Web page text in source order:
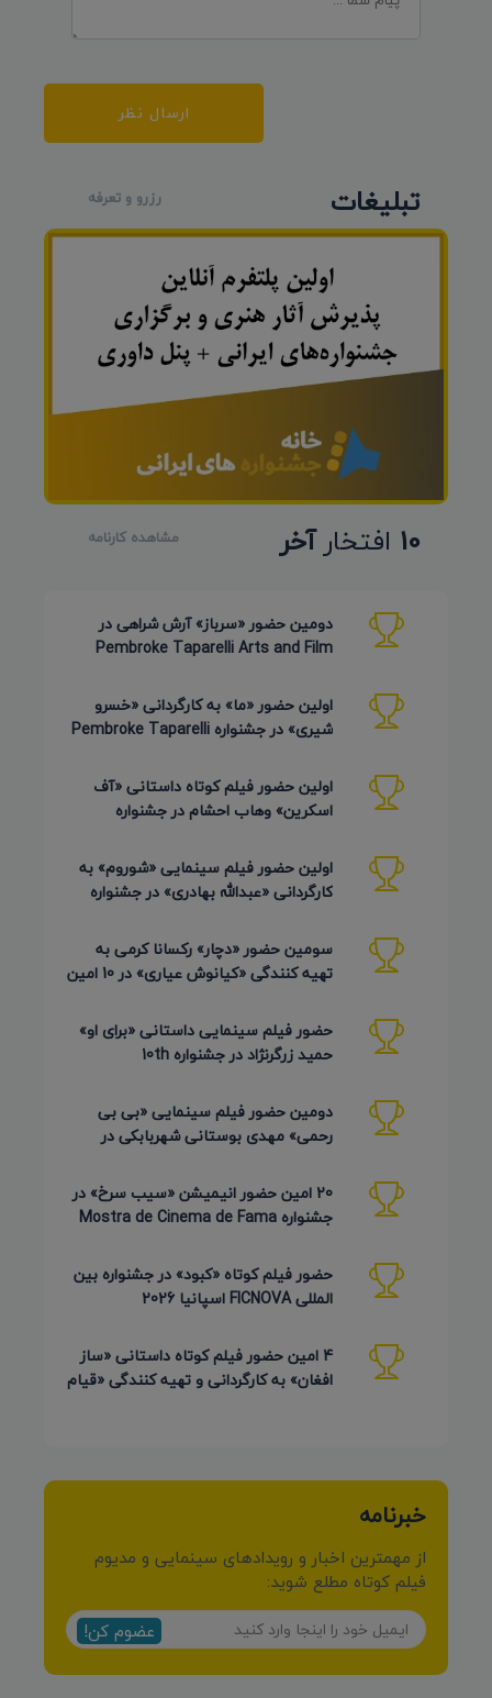
ارسال نظر
تبلیغات رزرو و تعرفه
10 افتخارآخر مشاهده کارنامه
دومین حضور «سرباز» آرش شراهی در
Pembroke Taparelli Arts and Film
اولین حضور «ما» به کارگردانی «خسرو
شیری» در جشنواره Pembroke Taparelli
اولین حضور فیلم کوتاه داستانی «آف
اسکرین» وهاب احشام در جشنواره
اولین حضور فیلم سینمایی «شوروم» به
کارگردانی «عبدالله بهادری» در جشنواره
سومین حضور «دچار» رکسانا کرمی به
تهیه کنندگی «کیانوش عیاری» در 10 امین
حضور فیلم سینمایی داستانی «برای او»
حمید زرگرنژاد در جشنواره 10th
دومین حضور فیلم سینمایی «بی بی
رحمی» مهدی بوستانی شهربابکی در
20 امین حضور انیمیشن «سیب سرخ» در
جشنواره Mostra de Cinema de Fama
حضور فیلم کوتاه «کبود» در جشنواره بین
المللی FICNOVA اسپانیا 2026
4 امین حضور فیلم کوتاه داستانی «ساز
افغان» به کارگردانی و تهیه کنندگی «قیام
خبرنامه
از مهمترین اخبار و رویدادهای سینمایی و مدیوم
فیلم کوتاه مطلع شوید:
عضوم کن!